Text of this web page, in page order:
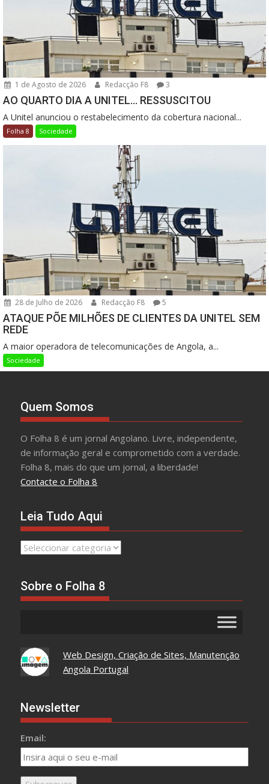
1 de Agosto de 2026 Redacção F8 3
AO QUARTO DIA A UNITEL… RESSUSCITOU
A Unitel anunciou o restabelecimento da cobertura nacional...
Folha 8 Sociedade
28 de Julho de 2026 Redacção F8 5
ATAQUE PÕE MILHÕES DE CLIENTES DA UNITEL SEM
REDE
A maior operadora de telecomunicações de Angola, a...
Sociedade
Quem Somos
O Folha 8 é um jornal Angolano. Livre, independente,
de informação geral e comprometido com a verdade.
Folha 8, mais do que um jornal, a liberdade!
Contacte o Folha 8
Leia Tudo Aqui
Leia
Sobre o Folha 8
Web Design, Criação de Sites, Manutenção
Angola Portugal
Newsletter
Email: